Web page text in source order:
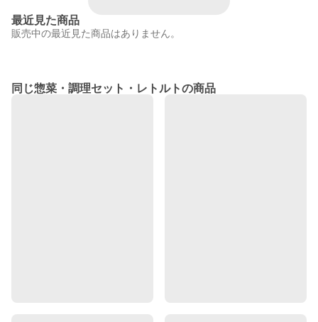
最近見た商品
販売中の最近見た商品はありません。
同じ惣菜・調理セット・レトルトの商品